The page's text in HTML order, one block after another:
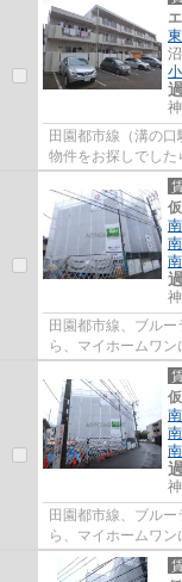
田園都市線（溝の
物件をお探しでし
から、お客様のご
田園都市線、ブル
ら、マイホームワ
望に合うお部屋をご
田園都市線、ブル
ら、マイホームワ
望に合うお部屋をご